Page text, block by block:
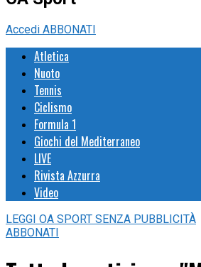
Accedi ABBONATI
Atletica
Nuoto
Tennis
Ciclismo
Formula 1
Giochi del Mediterraneo
LIVE
Rivista Azzurra
Video
LEGGI OA SPORT SENZA PUBBLICITÀ
ABBONATI